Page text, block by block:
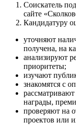
Соискатель
сайте
Кандидатуру
уточняют
получена, на
анализируют
приоритеты;
изучают
знакомятся с
награды,
проверяют на
проектов или